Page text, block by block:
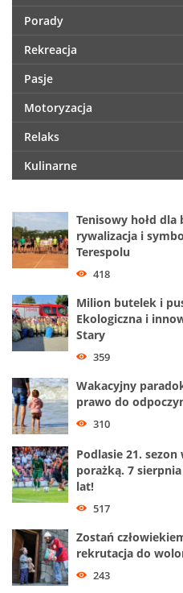
Porady
Rekreacja
Pasje
Motoryzacja
Relaks
Kulinarne
Tenisowy hołd
rywalizacja i
Terespolu
418
Milion butelek i
Ekologiczna i
Stary
359
Wakacyjny
prawo do
310
Podlasie 21.
porażką. 7
lat!
517
Zostań
rekrutacja do
243